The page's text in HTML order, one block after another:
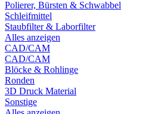
Polierer, Bürsten & Schwabbel
Schleifmittel
Staubfilter & Laborfilter
Alles anzeigen
CAD/CAM
CAD/CAM
Blöcke & Rohlinge
Ronden
3D Druck Material
Sonstige